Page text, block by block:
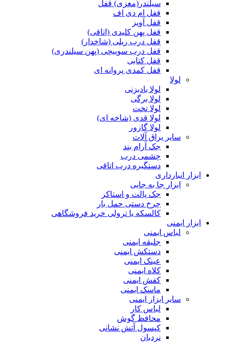
سیلندر(مغزی) قفل
قفل ام دی اف
قفل آویز
قفل پهن کلیدی (اتاقی)
قفل درب ریلی (شاخدار)
قفل درب سوییچی (پهن سیلندری)
قفل کتابی
قفل کمدی پروانه ای
لولا
لولا بادبزنی
لولا برگی
لولا تخت
لولا قدی (شاخه ای)
لولا گازور
سایر یراق آلات
جک آرام بند
چشمی درب
دستگیره درب اتاقی
ابزار انبارداری
ابزار جا به جایی
جک پالت و استاکر
چرخ دستی حمل بار
کالسکه یا ترولی خرید فروشگاهی
ابزار ایمنی
لباس ایمنی
جلیقه ایمنی
دستکش ایمنی
عینک ایمنی
کلاه ایمنی
کفش ایمنی
ماسک ایمنی
سایر ابزار ایمنی
لباس کار
محافظ گوش
کپسول آتش نشانی
نردبان